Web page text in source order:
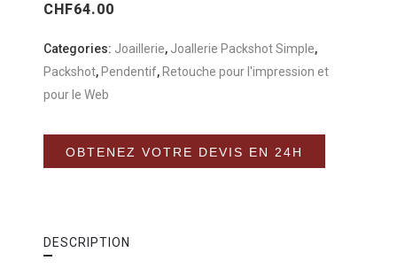
CHF64.00
Categories: Joaillerie, Joallerie Packshot Simple,
Packshot, Pendentif, Retouche pour l'impression et
pour le Web
DESCRIPTION